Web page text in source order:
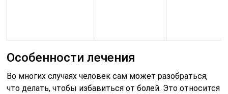
Особенности лечения
Во многих случаях человек сам может разобраться,
что делать, чтобы избавиться от болей. Это относится